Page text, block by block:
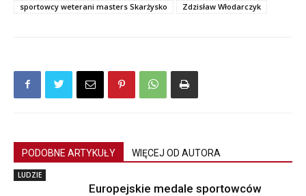
sportowcy weterani masters Skarżysko
Zdzisław Włodarczyk
PODOBNE ARTYKUŁY WIĘCEJ OD AUTORA
LUDZIE
Europejskie medale sportowców